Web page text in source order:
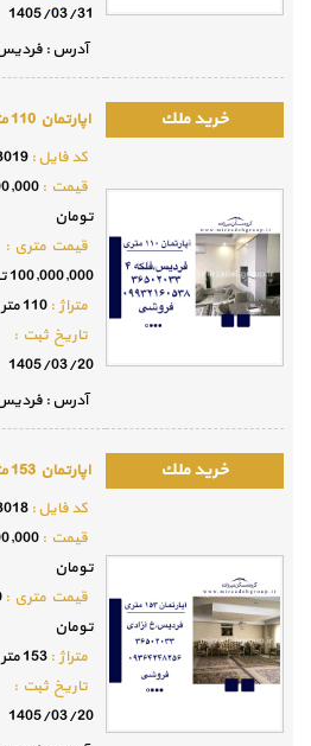
جزئيات بيشتر
1405/03/31
اپارتمان 110 متری فردیس
جزئيات بيشتر
قيمت :11,000,000,000
تومان
قيمت متري :
100,000,000 تومان
متراژ :110 متر
تاريخ ثبت :
1405/03/20
آدرس : فردیس فلکه چهارم شاخه اصلی
اپارتمان 153 متری فردیس
جزئيات بيشتر
قيمت متري :85,000,000
تومان
متراژ :153 متر
تاريخ ثبت :